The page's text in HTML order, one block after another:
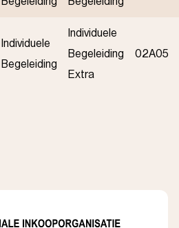
Individuele
Begeleiding
Individuele
Begeleiding
Extra
02A05